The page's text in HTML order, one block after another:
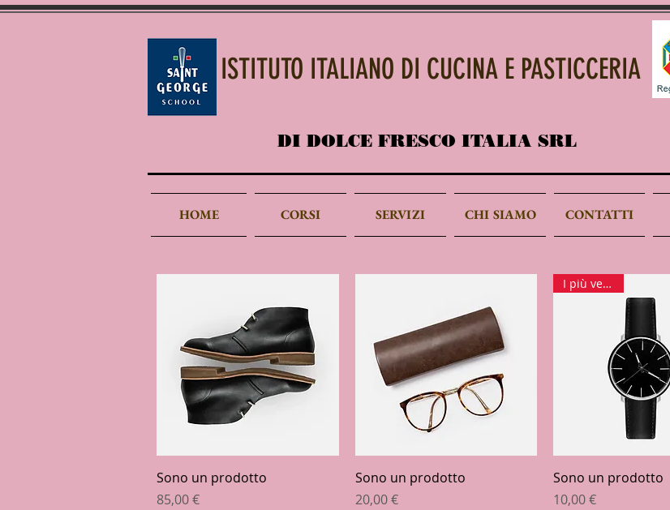
ISTITUTO ITALIANO DI CUCINA E PASTICCERIA
DI DOLCE FRESCO ITALIA SRL
HOME CORSI SERVIZI CHI SIAMO CONTATTI
Vista rapida
Sono un prodotto
Prezzo
85,00 €
Vista rapida
Sono un prodotto
Prezzo
20,00 €
Vista rapida
I più venduti
Sono un prodotto
Prezzo
10,00 €